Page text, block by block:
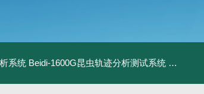
系统 Beidi-1600G昆虫轨迹分析测试系统